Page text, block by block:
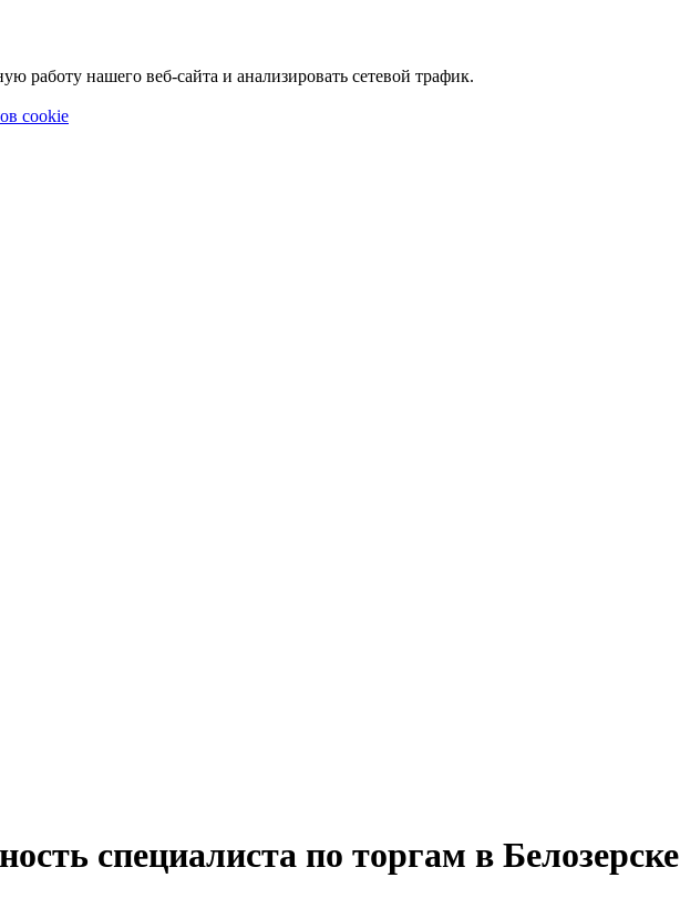
работу нашего веб-сайта и анализировать сетевой трафик.
cookie
специалиста по торгам в Белозерске